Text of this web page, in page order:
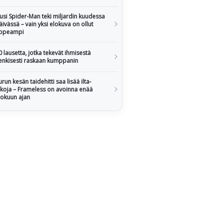
Spider-Man teki miljardin kuudessa
– vain yksi elokuva on ollut
lausetta, jotka tekevät ihmisestä
raskaan kumppanin
kesän taidehitti saa lisää ilta-
– Frameless on avoinna enää
ajan